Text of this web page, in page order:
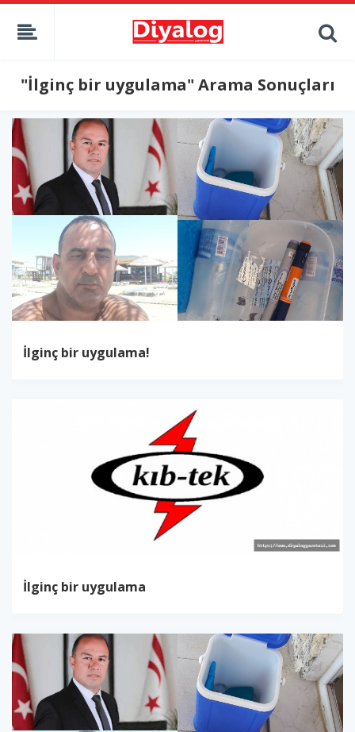
"İlginç bir uygulama" Arama Sonuçları
İlginç bir uygulama!
İlginç bir uygulama